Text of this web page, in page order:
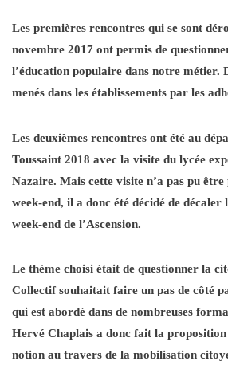
Les premières rencontres qui se sont
novembre 2017 ont permis de
l’éducation populaire dans notre métier.
menés dans les établissements par les
Les deuxièmes rencontres ont été au
Toussaint 2018 avec la visite du lycée
Nazaire. Mais cette visite n’a pas pu
week-end, il a donc été décidé de décaler
week-end de l’Ascension.
Le thème choisi était de questionner la
Collectif souhaitait faire un pas de côté
qui est abordé dans de nombreuses
Hervé Chaplais a donc fait la
notion au travers de la mobilisation